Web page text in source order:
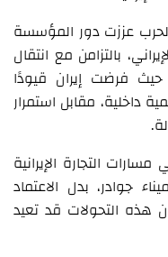
عززت دور المؤسسة
بالتزامن مع انتقال
حيث فرضت إيران قيودًا
داخلية، مقابل استمرار
التجارة الإيرانية
جوادر، بدل الاعتماد
هذه التحولات قد تعيد